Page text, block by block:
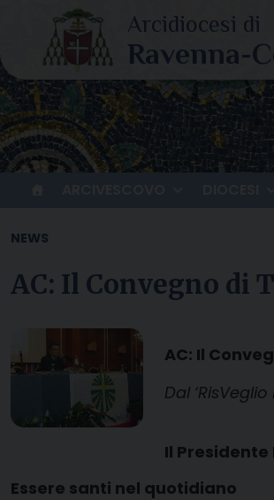
content
NEWS
AC: Il Convegno di
AC: Il
Dal
Il Presidente
Essere santi nel quotidiano